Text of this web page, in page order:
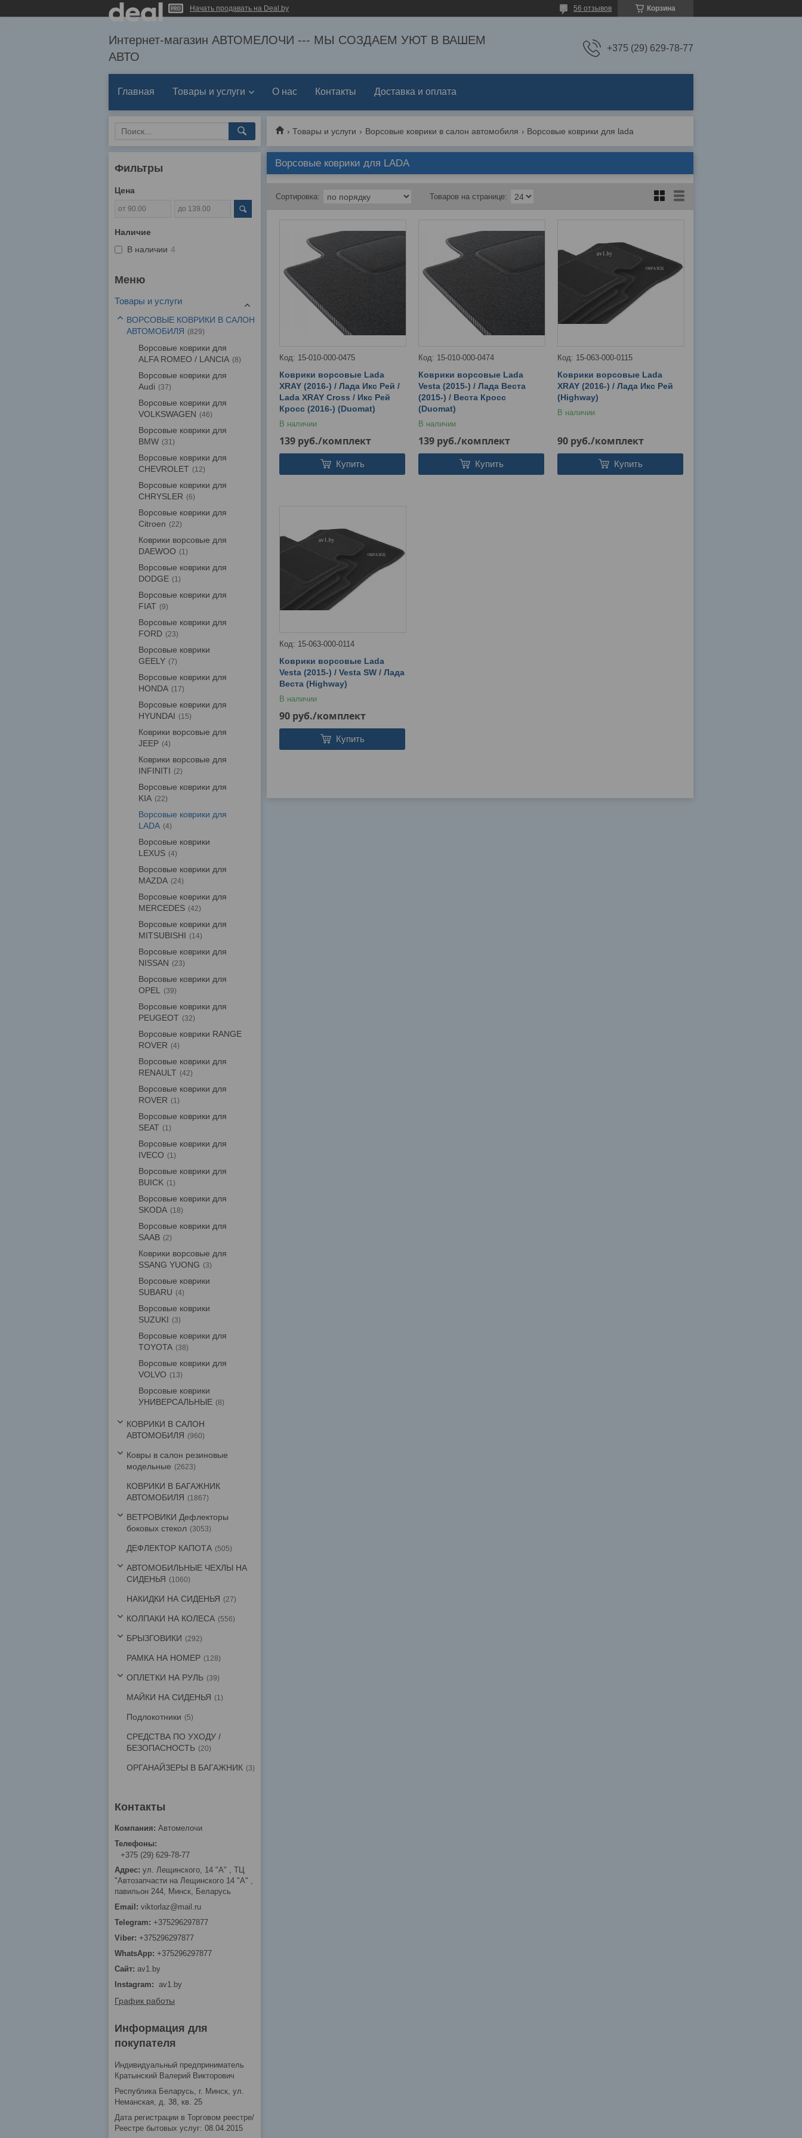
Начать продавать на Deal.by Корзина
56 отзывов
Интернет-магазин АВТОМЕЛОЧИ --- МЫ СОЗДАЕМ УЮТ В ВАШЕМ
АВТО
+375 (29) 629-78-77
Главная Товары и услуги О нас Контакты Доставка и оплата
Товары и услуги Ворсовые коврики в салон автомобиля Ворсовые коврики для lada
Ворсовые коврики для LADA
15-010-000-0475
Коврики ворсовые Lada
XRAY (2016-) / Лада Икс Рей /
Lada XRAY Cross / Икс Рей
Кросс (2016-) (Duomat)
В наличии
139 руб./комплект
Купить
15-010-000-0474
Коврики ворсовые Lada
Vesta (2015-) / Лада Веста
(2015-) / Веста Кросс
(Duomat)
В наличии
139 руб./комплект
Купить
15-063-000-0115
Коврики ворсовые Lada
XRAY (2016-) / Лада Икс Рей
(Highway)
В наличии
90 руб./комплект
Купить
15-063-000-0114
Коврики ворсовые Lada
Vesta (2015-) / Vesta SW / Лада
Веста (Highway)
В наличии
90 руб./комплект
Купить
Фильтры
Цена
Наличие
В наличии 4
Товары и услуги
ВОРСОВЫЕ КОВРИКИ В САЛОН
АВТОМОБИЛЯ
829
Ворсовые коврики для
ALFA ROMEO / LANCIA
8
Ворсовые коврики для
Audi
37
Ворсовые коврики для
VOLKSWAGEN
46
Ворсовые коврики для
BMW
31
Ворсовые коврики для
CHEVROLET
12
Ворсовые коврики для
CHRYSLER
6
Ворсовые коврики для
Citroen
22
Коврики ворсовые для
DAEWOO
1
Ворсовые коврики для
DODGE
1
Ворсовые коврики для
FIAT
9
Ворсовые коврики для
FORD
23
Ворсовые коврики
GEELY
7
Ворсовые коврики для
HONDA
17
Ворсовые коврики для
HYUNDAI
15
Коврики ворсовые для
JEEP
4
Коврики ворсовые для
INFINITI
2
Ворсовые коврики для
KIA
22
Ворсовые коврики для
LADA
4
Ворсовые коврики
LEXUS
4
Ворсовые коврики для
MAZDA
24
Ворсовые коврики для
MERCEDES
42
Ворсовые коврики для
MITSUBISHI
14
Ворсовые коврики для
NISSAN
23
Ворсовые коврики для
OPEL
39
Ворсовые коврики для
PEUGEOT
32
Ворсовые коврики RANGE
ROVER
4
Ворсовые коврики для
RENAULT
42
Ворсовые коврики для
ROVER
1
Ворсовые коврики для
SEAT
1
Ворсовые коврики для
IVECO
1
Ворсовые коврики для
BUICK
1
Ворсовые коврики для
SKODA
18
Ворсовые коврики для
SAAB
2
Коврики ворсовые для
SSANG YUONG
3
Ворсовые коврики
SUBARU
4
Ворсовые коврики
SUZUKI
3
Ворсовые коврики для
TOYOTA
38
Ворсовые коврики для
VOLVO
13
Ворсовые коврики
УНИВЕРСАЛЬНЫЕ
8
КОВРИКИ В САЛОН
АВТОМОБИЛЯ
960
Ковры в салон резиновые
модельные
2623
КОВРИКИ В БАГАЖНИК
АВТОМОБИЛЯ
1867
ВЕТРОВИКИ Дефлекторы
боковых стекол
3053
ДЕФЛЕКТОР КАПОТА 505
АВТОМОБИЛЬНЫЕ ЧЕХЛЫ НА
СИДЕНЬЯ
1060
НАКИДКИ НА СИДЕНЬЯ 27
КОЛПАКИ НА КОЛЕСА 556
БРЫЗГОВИКИ 292
РАМКА НА НОМЕР 128
ОПЛЕТКИ НА РУЛЬ 39
МАЙКИ НА СИДЕНЬЯ 1
Подлокотники 5
СРЕДСТВА ПО УХОДУ /
БЕЗОПАСНОСТЬ
20
ОРГАНАЙЗЕРЫ В БАГАЖНИК 3
Автомелочи
+375 (29) 629-78-77
ул. Лещинского, 14 "А" , ТЦ
"Автозапчасти на Лещинcкого 14 "A" ,
павильон 244, Минск, Беларусь
viktorlaz@mail.ru
+375296297877
+375296297877
+375296297877
av1.by
Instagram
av1.by
График работы
Информация для
покупателя
Индивидуальный предприниматель
Кратынский Валерий Викторович
Республика Беларусь, г. Минск, ул.
Неманская, д. 38, кв. 25
Дата регистрации в Торговом реестре/
Реестре бытовых услуг: 08.04.2015